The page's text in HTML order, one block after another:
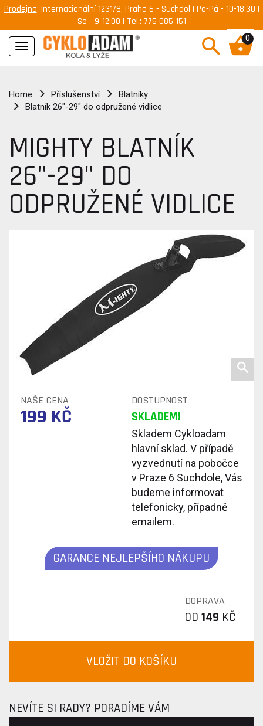
Prodejna: Internacionální 1231/8, Praha 6 - Suchdol | Po-Pá - 10-18:30 |
So - 9-12:00 | Tel.: 775 085 151
Navigace
0
Home Příslušenství
Blatníky
Blatník 26"-29" do odpružené vidlice
MIGHTY BLATNÍK
26"-29" DO
ODPRUŽENÉ VIDLICE
NAŠE CENA DOSTUPNOST
199 KČ SKLADEM!
Skladem Cykloadam
hlavní sklad. V případě
vyzvednutí na pobočce
v Praze 6 Suchdole, Vás
budeme informovat
telefonicky, případně
emailem.
GARANCE NEJLEPŠÍHO NÁKUPU
DOPRAVA
OD 149 KČ
VLOŽIT DO KOŠÍKU
NEVÍTE SI RADY? PORADÍME VÁM